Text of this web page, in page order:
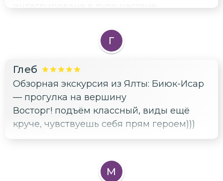
компетентность и в истории, и в технике
Г
Глеб
Обзорная экскурсия из Ялты: Биюк-Исар
— прогулка на вершину
Восторг! подъём классный, виды ещё
круче, чувствуешь себя прям героем)))
М